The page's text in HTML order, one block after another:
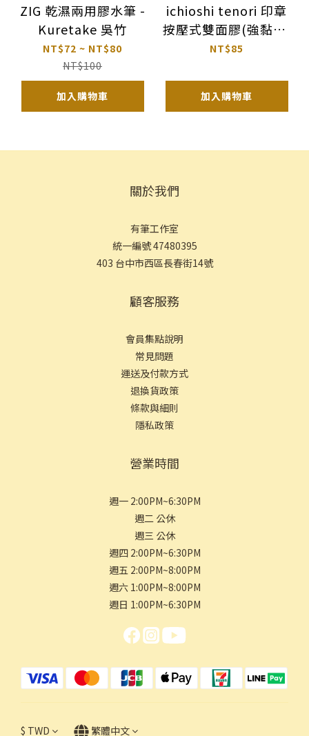
ZIG 乾濕兩用膠水筆 -
Kuretake 吳竹
NT$72 ~ NT$80
NT$100
加入購物車
ichioshi tenori 印章
按壓式雙面膠(強黏型)
｜NICHIBAN
NT$85
加入購物車
關於我們
有筆工作室
統一編號 47480395
403 台中市西區長春街14號
顧客服務
會員集點說明
常見問題
運送及付款方式
退換貨政策
條款與細則
隱私政策
營業時間
週一 2:00PM~6:30PM
週二 公休
週三 公休
週四 2:00PM~6:30PM
週五 2:00PM~8:00PM
週六 1:00PM~8:00PM
週日 1:00PM~6:30PM
$ TWD 繁體中文